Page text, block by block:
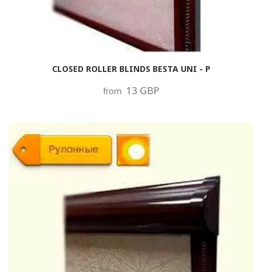
CLOSED ROLLER BLINDS BESTA UNI - P
from 13 GBP